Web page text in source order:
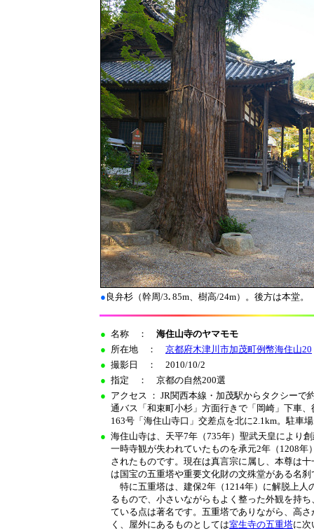
● 良弁杉（幹周/3. 85m、樹高/24m）。後方は本堂。
● 名称 ： 海住山寺のヤマモモ
● 所在地 ： 京都府木津川市加茂町例幣海住山20
● 撮影日 ： 2010/10/2
● 指定 ： 京都の自然200選
● アクセス ： JR関西本線・加茂駅からタクシーで
通バス「和束町小杉」方面行きで「岡崎」下車
163号「海住山寺口」交差点を北に2.1km。駐車
● 海住山寺は、天平7年（735年）聖武天皇により
一時寺観が失われていたものを承元2年（1208年
されたものです。現在は真言宗に属し、本尊は
は国宝の五重塔や重要文化財の文殊堂がある名刹
特に五重塔は、建保2年（1214年）に解脱上人
るもので、小さいながらもよく整った外観を持
ている点は著名です。五重塔でありながら、高
く、屋外にあるものとしては室生寺の五重塔に次